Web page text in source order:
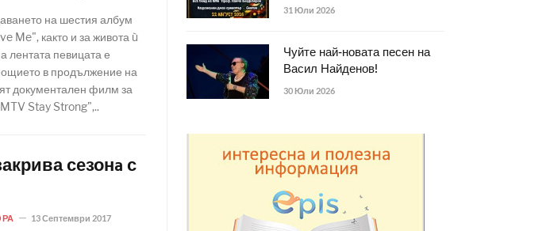
на шестия албум
Me", както и за живота ù
лентата певицата е
в продължение на
документален филм за
Stay Strong",..
сезонa с
13 Септември 2017
31 Юли 2026
Чуйте най-новата песен на
Васил Найденов!
30 Юли 2026